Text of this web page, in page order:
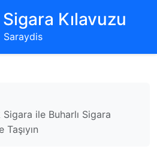
Kılavuzu‌
Saraydis
ile Buharlı Sigara